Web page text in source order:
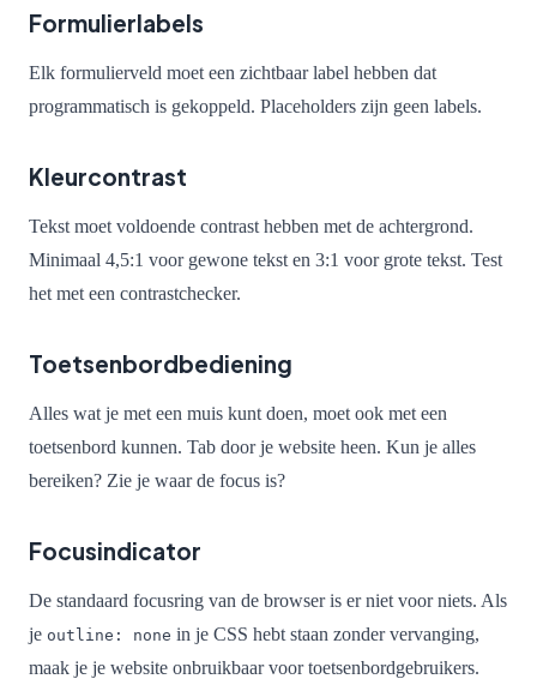
Formulierlabels
Elk formulierveld moet een zichtbaar label hebben dat
programmatisch is gekoppeld. Placeholders zijn geen labels.
Kleurcontrast
Tekst moet voldoende contrast hebben met de achtergrond.
Minimaal 4,5:1 voor gewone tekst en 3:1 voor grote tekst. Test
het met een contrastchecker.
Toetsenbordbediening
Alles wat je met een muis kunt doen, moet ook met een
toetsenbord kunnen. Tab door je website heen. Kun je alles
bereiken? Zie je waar de focus is?
Focusindicator
De standaard focusring van de browser is er niet voor niets. Als
je outline: none in je CSS hebt staan zonder vervanging,
maak je je website onbruikbaar voor toetsenbordgebruikers.